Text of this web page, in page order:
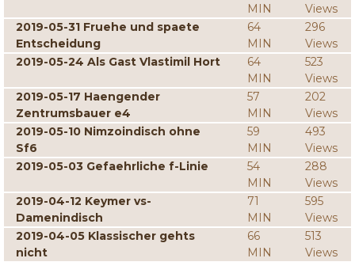
MIN
Views
2019-05-31 Fruehe und spaete
Entscheidung
64
MIN
296
Views
2019-05-24 Als Gast Vlastimil Hort
64
MIN
523
Views
2019-05-17 Haengender
Zentrumsbauer e4
57
MIN
202
Views
2019-05-10 Nimzoindisch ohne
Sf6
59
MIN
493
Views
2019-05-03 Gefaehrliche f-Linie
54
MIN
288
Views
2019-04-12 Keymer vs-
Damenindisch
71
MIN
595
Views
2019-04-05 Klassischer gehts
nicht
66
MIN
513
Views